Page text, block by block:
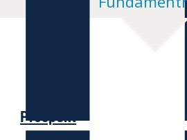
Prospekt